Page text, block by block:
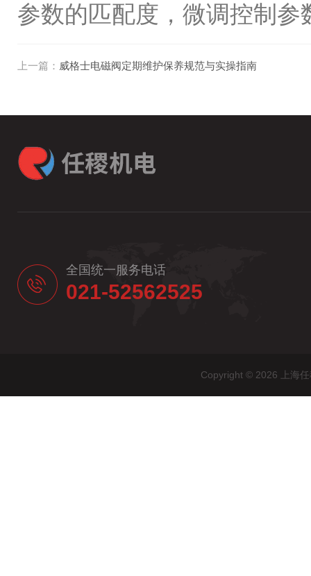
参数的匹配度，微调控制
上一篇： 威格士电磁阀定期维护保养规范与实操指南
全国统一服务电话
021-52562525
Copyright © 2026 上海